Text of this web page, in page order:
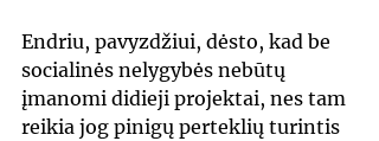
Endriu, pavyzdžiui, dėsto, kad be
socialinės nelygybės nebūtų
įmanomi didieji projektai, nes tam
reikia jog pinigų perteklių turintis